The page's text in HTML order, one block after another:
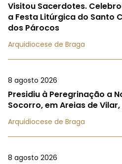
Visitou Sacerdotes.
a Festa Litúrgica do Santo
dos Párocos
Arquidiocese de Braga
8 agosto 2026
Presidiu à Peregrinação a
Socorro, em Areias de
Arquidiocese de Braga
8 agosto 2026